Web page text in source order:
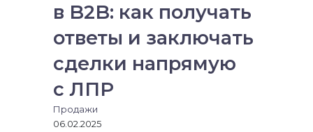
в B2B: как получать
ответы и заключать
сделки напрямую
с ЛПР
Продажи
06.02.2025